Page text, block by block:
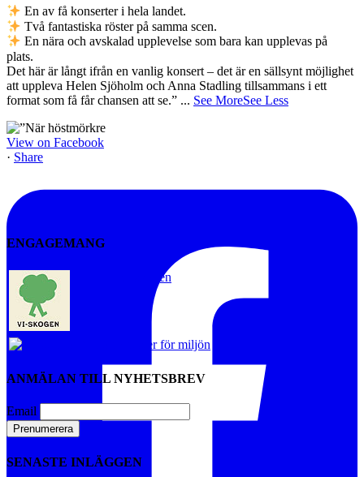
En av få konserter i hela landet.
Två fantastiska röster på samma scen.
En nära och avskalad upplevelse som bara kan upplevas på
plats.
Det här är långt ifrån en vanlig konsert – det är en sällsynt möjlighet
att uppleva Helen Sjöholm och Anna Stadling tillsammans i ett
format som få får chansen att se.” ... See MoreSee Less
View on Facebook
· Share
ENGAGEMANG
Vi-skogen
Artister för miljön
ANMÄLAN TILL NYHETSBREV
Email
SENASTE INLÄGGEN